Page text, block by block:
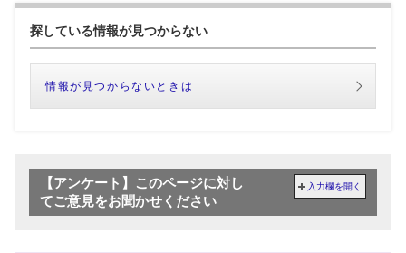
探している情報が見つからない
情報が見つからないときは
【アンケート】このページに対し
てご意見をお聞かせください
入力欄を開く